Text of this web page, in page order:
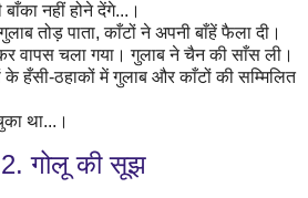
बाँकानहीं होने देंगे...।
तोड़ पाता,काँटों ने अपनी बाँहें फैला दी।
वापस चला गया। गुलाब ने चैन की साँस ली।
हँसी-ठहाकों में गुलाब और काँटों की सम्मिलित
था...।
2. गोलू की सूझ